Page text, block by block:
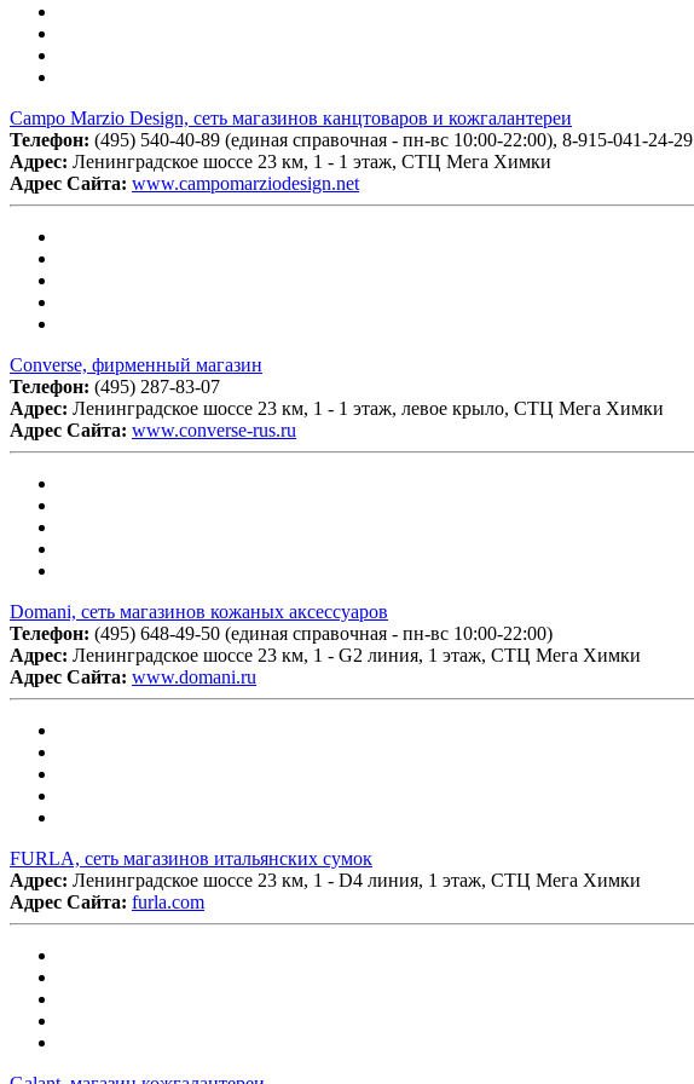
Campo Marzio Design, сеть магазинов канцтоваров и кожгалантереи
Телефон: (495) 540-40-89 (единая справочная - пн-вс 10:00-22:00), 8-915-041-24-29
Адрес: Ленинградское шоссе 23 км, 1 - 1 этаж, СТЦ Мега Химки
Адрес Сайта: www.campomarziodesign.net
Converse, фирменный магазин
Телефон: (495) 287-83-07
Адрес: Ленинградское шоссе 23 км, 1 - 1 этаж, левое крыло, СТЦ Мега Химки
Адрес Сайта: www.converse-rus.ru
Domani, сеть магазинов кожаных аксессуаров
Телефон: (495) 648-49-50 (единая справочная - пн-вс 10:00-22:00)
Адрес: Ленинградское шоссе 23 км, 1 - G2 линия, 1 этаж, СТЦ Мега Химки
Адрес Сайта: www.domani.ru
FURLA, сеть магазинов итальянских сумок
Адрес: Ленинградское шоссе 23 км, 1 - D4 линия, 1 этаж, СТЦ Мега Химки
Адрес Сайта: furla.com